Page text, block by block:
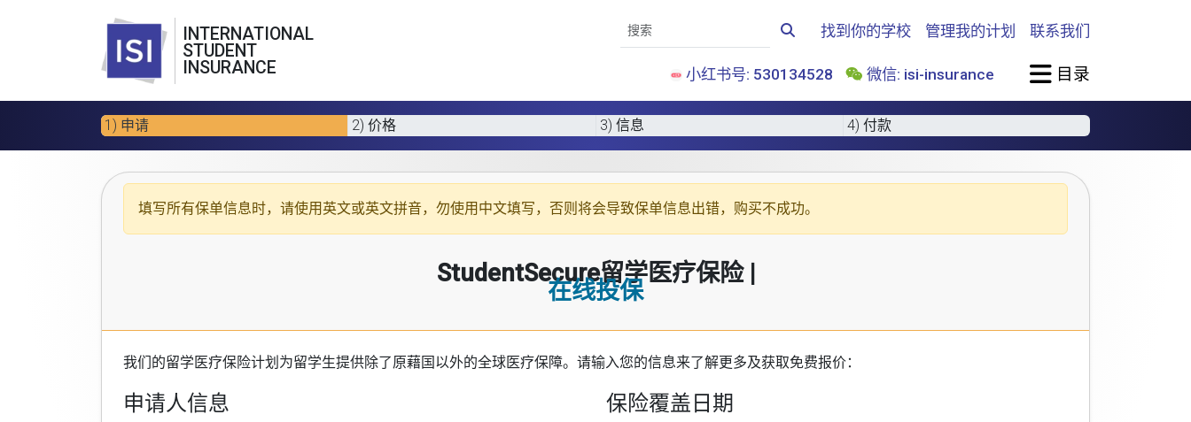
INTERNATIONAL
STUDENT
INSURANCE
找到你的学校 管理我的计划 联系我们
小红书号: 530134528 微信: isi-insurance 目录
1) 申请 2) 价格 3) 信息 4) 付款
填写所有保单信息时，请使用 英文或英文拼音，勿使用中文填写，否则将会导致保单信息出错，购买不成功。
StudentSecure留学医疗保险 |
在线投保
我们的留学医疗保险计划 为留学生提供除了原藉国以外的全球医疗保障。请输入您的信息来了解更多及获取免费报价：
申请人信息 保险覆盖日期